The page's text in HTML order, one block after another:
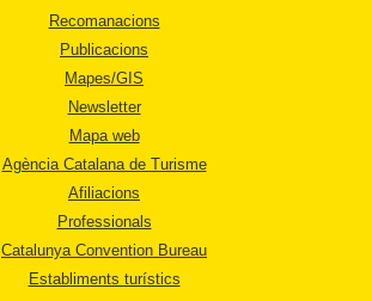
Recomanacions
Publicacions
Mapes/GIS
Newsletter
Mapa web
Agència Catalana de Turisme
Afiliacions
Professionals
Catalunya Convention Bureau
Establiments turístics